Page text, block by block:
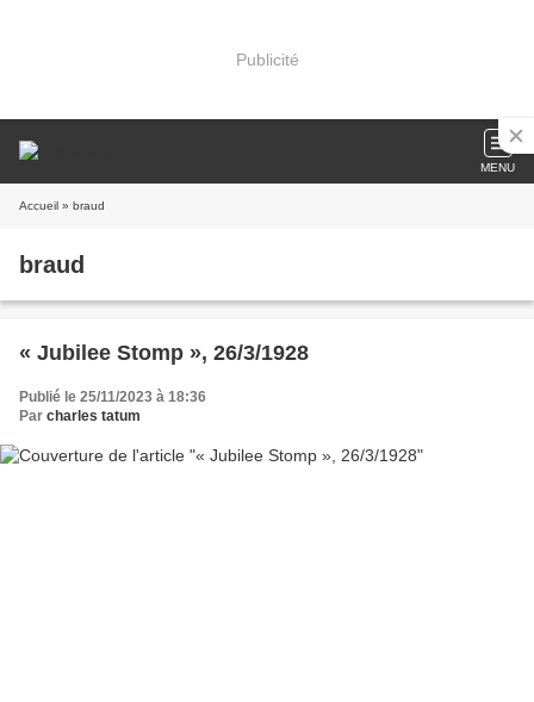
Publicité
MENU
Accueil » braud
braud
« Jubilee Stomp », 26/3/1928
Publié le 25/11/2023 à 18:36
Par charles tatum